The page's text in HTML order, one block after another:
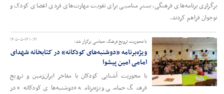
برگزاری برنامه‌های فرهنگی، بستر مناسبی برای تقویت مهارت‌های فردی اعضای کودک و
نوجوان فراهم کردند.
۱۴۰۵-۰۵-۱۴ ۱۰:۴۱ با محوریت ترویج فرهنگ حماسی برگزار شد:
ویژه‌برنامه «دوشنبه‌های کودکانه» در کتابخانه شهدای
امامی امین پیشوا
با محوریت آشنایی کودکان با مفاخر ایران‌زمین و ترویج
فرهنگ حماسی ویژه‌برنامه «دوشنبه‌های کودکانه» در